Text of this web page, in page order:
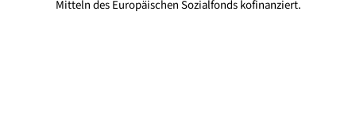
Mitteln des Europäischen Sozialfonds kofinanziert.